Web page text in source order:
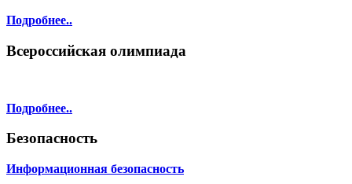
Подробнее..
Всероссийская олимпиада
Подробнее..
Безопасность
Информационная безопасность